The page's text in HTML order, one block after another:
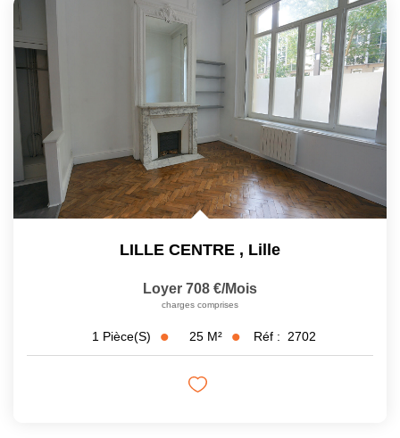
LILLE CENTRE , Lille
Loyer 708 €/mois
charges comprises
1 Pièce(s) 25 M² Réf : 2702